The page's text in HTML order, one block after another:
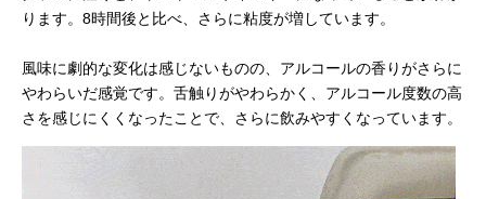
ります。8時間後と比べ、さらに粘度が増しています。
風味に劇的な変化は感じないものの、アルコールの香りがさらに
やわらいだ感覚です。舌触りがやわらかく、アルコール度数の高
さを感じにくくなったことで、さらに飲みやすくなっています。